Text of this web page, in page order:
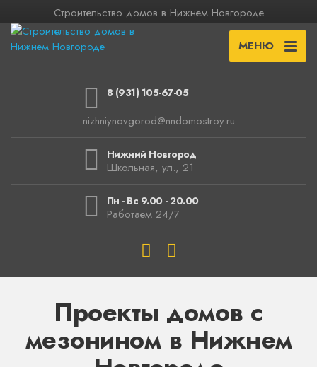
Строительство домов в Нижнем Новгороде
МЕНЮ
8 (931) 105-67-05
nizhniynovgorod@nndomostroy.ru
Нижний Новгород
Школьная, ул., 21
Пн - Вс 9.00 - 20.00
Работаем 24/7
Проекты домов с
мезонином в Нижнем